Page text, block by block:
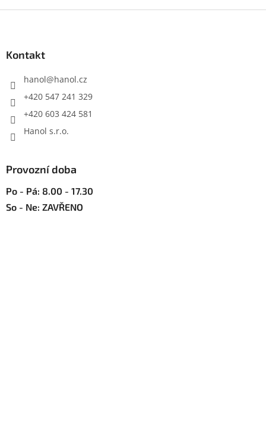
v
Kontakt
hanol@hanol.cz
+420 547 241 329
+420 603 424 581
Hanol s.r.o.
Provozní doba
Po - Pá: 8.00 - 17.30
So - Ne: ZAVŘENO